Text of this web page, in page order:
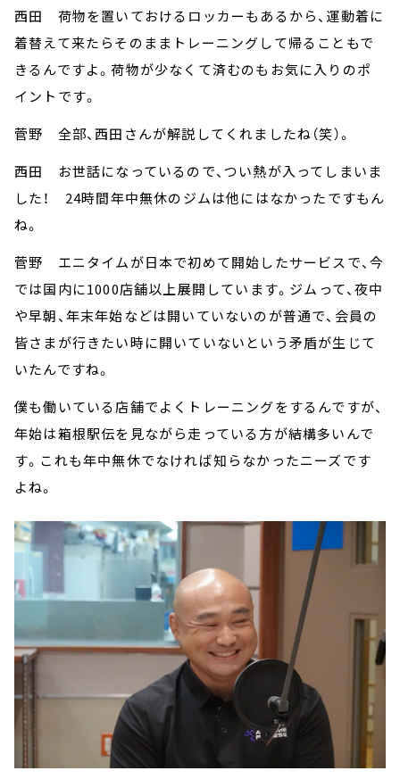
西田 荷物を置いておけるロッカーもあるから、運動着に
着替えて来たらそのままトレーニングして帰ることもで
きるんですよ。荷物が少なくて済むのもお気に入りのポ
イントです。
菅野 全部、西田さんが解説してくれましたね（笑）。
西田 お世話になっているので、つい熱が入ってしまいま
した！ 24時間年中無休のジムは他にはなかったですもん
ね。
菅野 エニタイムが日本で初めて開始したサービスで、今
では国内に1000店舗以上展開しています。ジムって、夜中
や早朝、年末年始などは開いていないのが普通で、会員の
皆さまが行きたい時に開いていないという矛盾が生じて
いたんですね。
僕も働いている店舗でよくトレーニングをするんですが、
年始は箱根駅伝を見ながら走っている方が結構多いんで
す。これも年中無休でなければ知らなかったニーズです
よね。